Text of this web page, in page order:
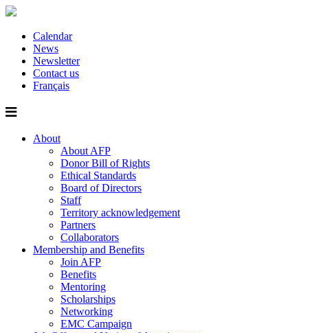
Calendar
News
Newsletter
Contact us
Français
About
About AFP
Donor Bill of Rights
Ethical Standards
Board of Directors
Staff
Territory acknowledgement
Partners
Collaborators
Membership and Benefits
Join AFP
Benefits
Mentoring
Scholarships
Networking
EMC Campaign